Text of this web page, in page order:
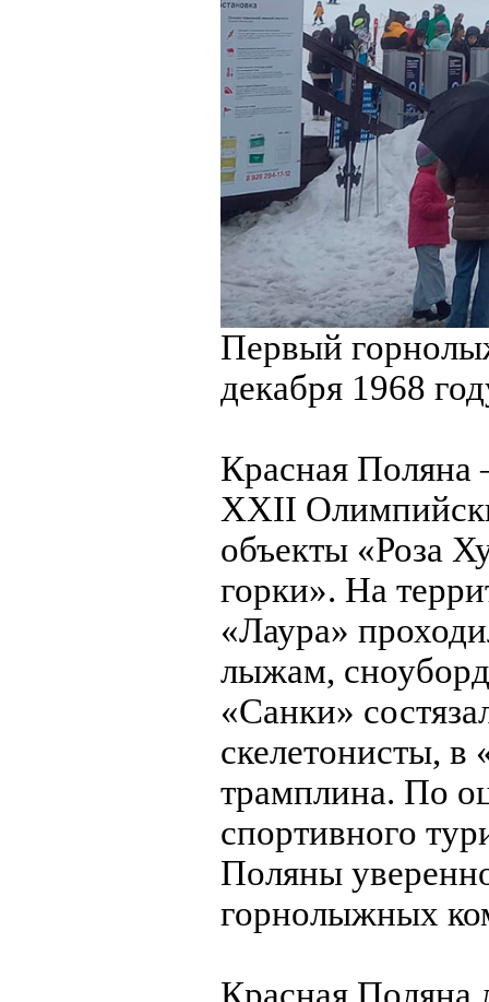
Первый
декабря 1968
Красная Поляна
XXII
объекты «Роза
горки». На
«Лаура»
лыжам,
«Санки»
скелетонисты,
трамплина. По
спортивного
Поляны
горнолыжных